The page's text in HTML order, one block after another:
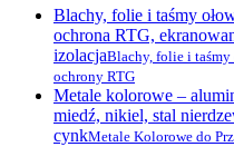
Blachy, folie i taśmy
ochrona RTG,
izolacjaBlachy, folie i taśmy
ochrony RTG
Metale kolorowe –
miedź, nikiel, stal
cynkMetale Kolorowe do